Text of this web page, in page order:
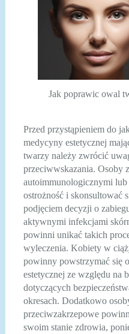
Jak poprawic owal
Przed przystąpieniem do
medycyny estetycznej
twarzy należy zwrócić
przeciwwskazania. Osoby
autoimmunologicznymi
ostrożność i skonsultować
podjęciem decyzji o
aktywnymi infekcjami
powinni unikać takich
wyleczenia. Kobiety w
powinny powstrzymać się
estetycznej ze względu na
dotyczących
okresach. Dodatkowo
przeciwzakrzepowe
swoim stanie zdrowia,